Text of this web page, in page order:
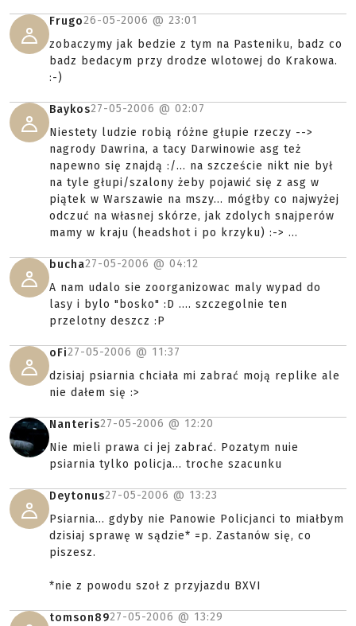
Frugo26-05-2006 @ 23:01
zobaczymy jak bedzie z tym na Pasteniku, badz co
badz bedacym przy drodze wlotowej do Krakowa.
:-)
Baykos27-05-2006 @ 02:07
Niestety ludzie robią różne głupie rzeczy -->
nagrody Dawrina, a tacy Darwinowie asg też
napewno się znajdą :/... na szczeście nikt nie był
na tyle głupi/szalony żeby pojawić się z asg w
piątek w Warszawie na mszy... mógłby co najwyżej
odczuć na własnej skórze, jak zdolych snajperów
mamy w kraju (headshot i po krzyku) :-> ...
bucha27-05-2006 @ 04:12
A nam udalo sie zoorganizowac maly wypad do
lasy i bylo "bosko" :D .... szczegolnie ten
przelotny deszcz :P
oFi27-05-2006 @ 11:37
dzisiaj psiarnia chciała mi zabrać moją replike ale
nie dałem się :>
Nanteris27-05-2006 @ 12:20
Nie mieli prawa ci jej zabrać. Pozatym nuie
psiarnia tylko policja... troche szacunku
Deytonus27-05-2006 @ 13:23
Psiarnia... gdyby nie Panowie Policjanci to miałbym
dzisiaj sprawę w sądzie* =p. Zastanów się, co
piszesz.
*nie z powodu szoł z przyjazdu BXVI
tomson8927-05-2006 @ 13:29